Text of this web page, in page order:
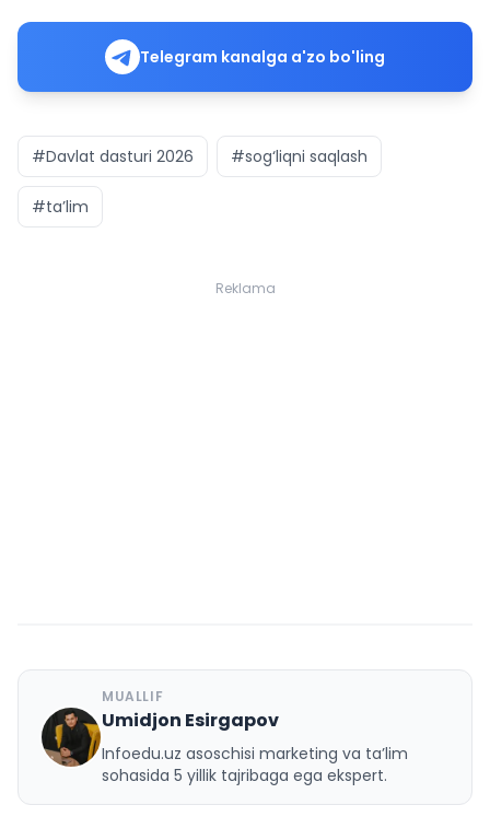
Telegram kanalga a'zo bo'ling
#Davlat dasturi 2026 #sog‘liqni saqlash
#ta’lim
Reklama
U
MUALLIF
Umidjon Esirgapov
Infoedu.uz asoschisi marketing va ta’lim
sohasida 5 yillik tajribaga ega ekspert.